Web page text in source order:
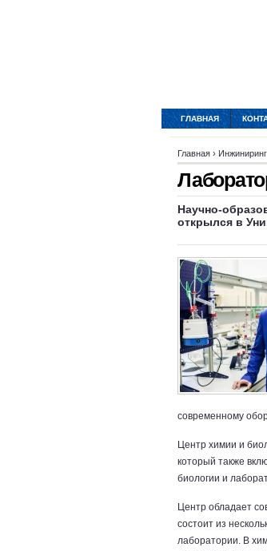
ГЛАВНАЯ
Главная › Инжиниринг
Научно-
открылся в
современному
Центр химии и
который также
биологии и
Центр обладает
состоит из
лаборатории. В